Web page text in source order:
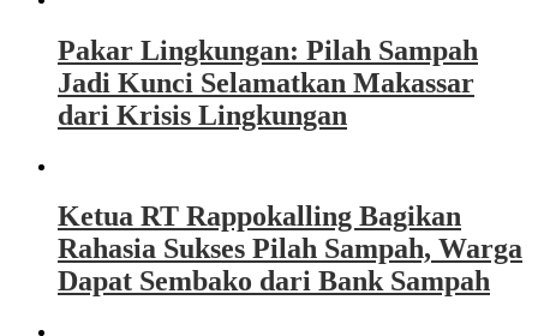
Pakar Lingkungan: Pilah Sampah
Jadi Kunci Selamatkan Makassar
dari Krisis Lingkungan
Ketua RT Rappokalling Bagikan
Rahasia Sukses Pilah Sampah, Warga
Dapat Sembako dari Bank Sampah